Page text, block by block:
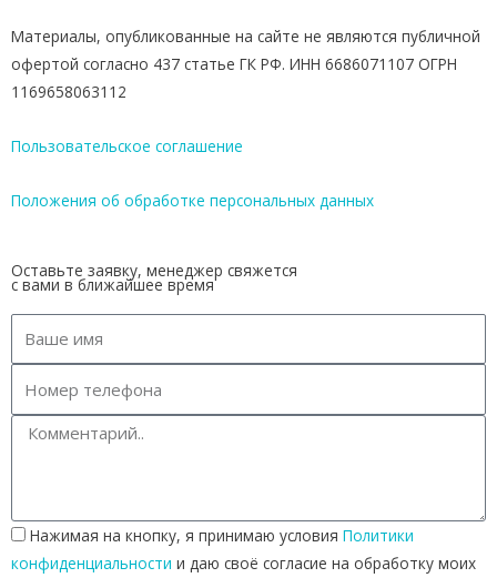
Материалы, опубликованные на сайте не являются публичной
офертой согласно 437 статье ГК РФ. ИНН 6686071107 ОГРН
1169658063112
Пользовательское соглашение
Положения об обработке персональных данных
Оставьте заявку, менеджер свяжется
с вами в ближайшее время
Нажимая на кнопку, я принимаю условия Политики
конфиденциальности и даю своё согласие на обработку моих